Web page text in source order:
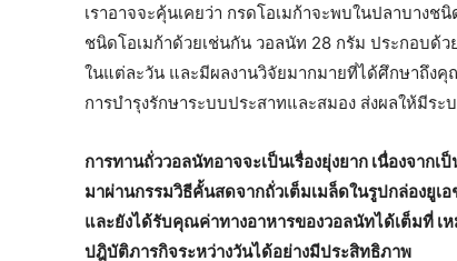
เราอาจจะคุ้นเคยว่า กรดโอเมก้าจะพบในปลาบาง
ชนิดโอเมก้าด้วยเช่นกัน วอลนัท 28 กรัม ประกอบด้
ในแต่ละวัน และมีผลงานวิจัยมากมายที่ได้ศึกษาถึง
การบำรุงรักษาระบบประสาทและสมอง ส่งผลให้มีร
การทานถั่ววอลนัทอาจจะเป็นเรื่องยุ่งยาก เนื่องจา
มาผ่านกรรมวิธีคั้นสดจากถั่วเต็มเมล็ดในรูปกล่องยู
และยังได้รับคุณค่าทางอาหารของวอลนัทได้เต็มที่ เ
ปฎิบัติภารกิจระหว่างวันได้อย่างมีประสิทธิภาพ